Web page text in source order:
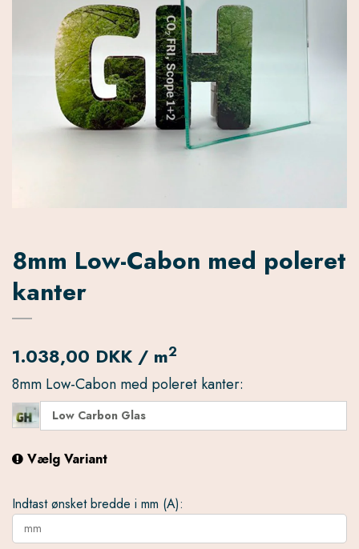
8mm Low-Cabon med poleret
kanter
1.038,00 DKK / m2
8mm Low-Cabon med poleret kanter:
Low Carbon Glas
Vælg Variant
Indtast ønsket bredde i mm (A):